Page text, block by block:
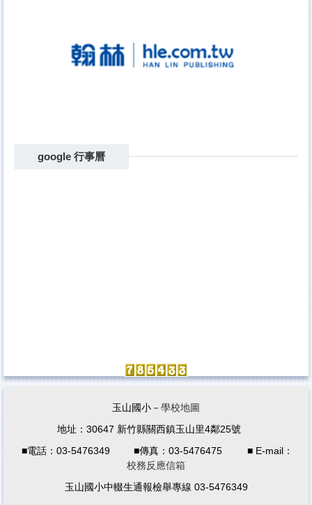
google 行事曆
玉山國小－ 學校地圖
地址：30647 新竹縣關西鎮玉山里4鄰25號
■電話：03-5476349 ■傳真：03-5476475 ■ E-mail：
校務反應信箱
玉山國小中輟生通報檢舉專線 03-5476349